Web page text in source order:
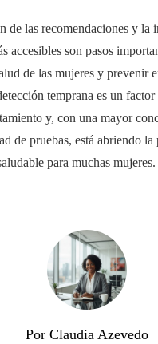
de las recomendaciones y la
accesibles son pasos
de las mujeres y prevenir
temprana es un
y, con una mayor
de pruebas, está abriendo la
para muchas mujeres.
Por Claudia Azevedo